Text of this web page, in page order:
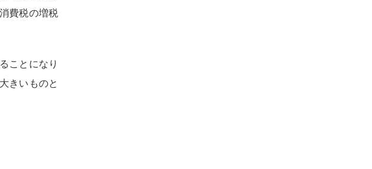
費税の増税
ことになり
きいものと